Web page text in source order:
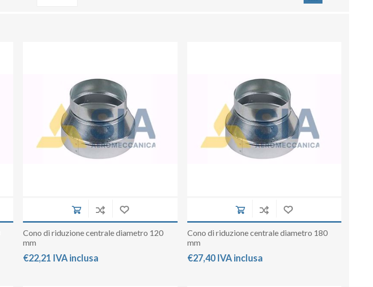
Serranda a Farfalla
Terminale con rete
Tubi in lamiera zincata
Cono di riduzione centrale diametro 120
mm
€22,21 IVA inclusa
Cono di riduzione centrale diametro 180
mm
€27,40 IVA inclusa